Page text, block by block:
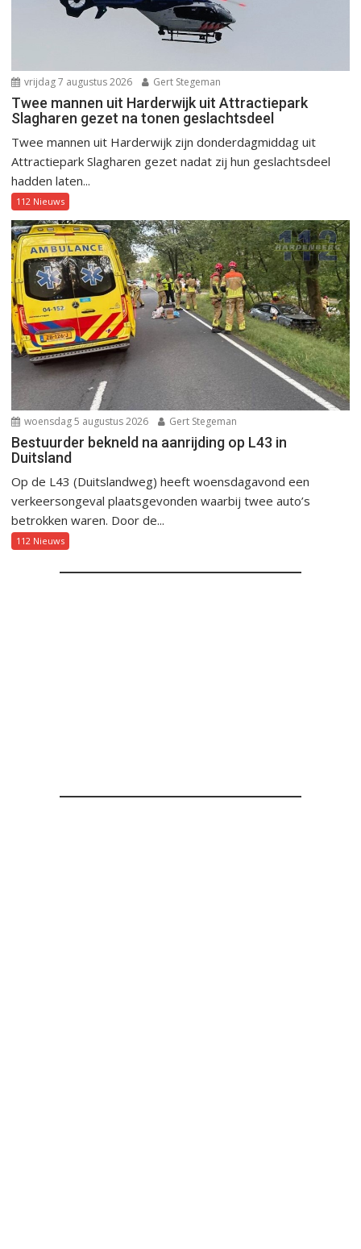
vrijdag 7 augustus 2026 Gert Stegeman
Twee mannen uit Harderwijk uit Attractiepark
Slagharen gezet na tonen geslachtsdeel
Twee mannen uit Harderwijk zijn donderdagmiddag uit
Attractiepark Slagharen gezet nadat zij hun geslachtsdeel
hadden laten...
112 Nieuws
woensdag 5 augustus 2026 Gert Stegeman
Bestuurder bekneld na aanrijding op L43 in
Duitsland
Op de L43 (Duitslandweg) heeft woensdagavond een
verkeersongeval plaatsgevonden waarbij twee auto’s
betrokken waren. Door de...
112 Nieuws